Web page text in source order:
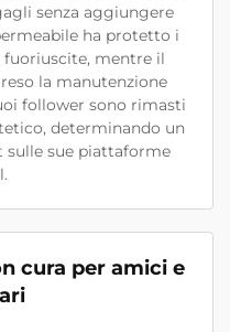
senza aggiungere
ha protetto i
mentre il
la manutenzione
follower sono rimasti
determinando un
sulle sue piattaforme
cura per amici e